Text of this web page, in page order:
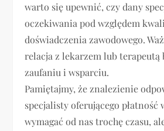
warto się upewnić, czy dany
oczekiwania pod względem
doświadczenia zawodowego.
relacja z lekarzem lub terapeutą
zaufaniu i wsparciu.
Pamiętajmy, że znalezienie
specjalisty oferującego płatność
wymagać od nas trochę czasu,